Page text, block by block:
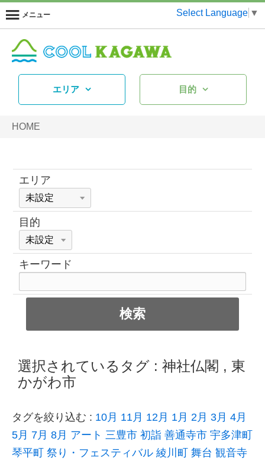
メニュー Select Language ▼
エリア 目的
HOME
エリア
目的
キーワード
選択されているタグ : 神社仏閣 , 東
かがわ市
タグを絞り込む : 10月 11月 12月 1月 2月 3月 4月
5月 7月 8月 アート 三豊市 初詣 善通寺市 宇多津町
琴平町
祭り・フェスティバル 綾川町 舞台 観音寺